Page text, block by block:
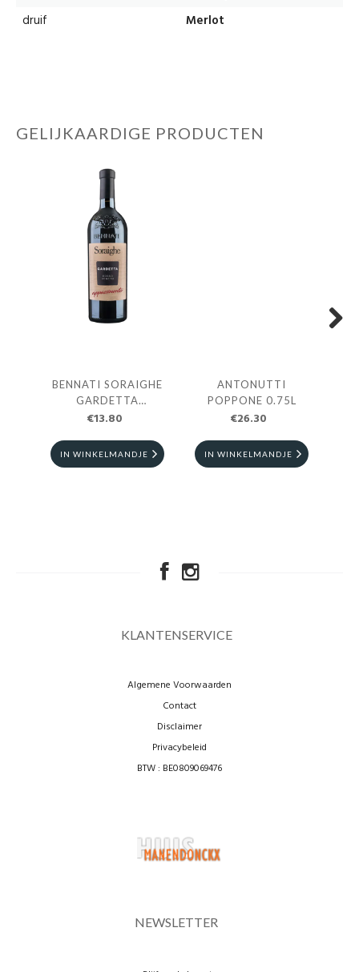
druif
Merlot
GELIJKAARDIGE PRODUCTEN
BENNATI SORAIGHE
GARDETTA
APPASIMENTO 0.75L
€13.80
IN WINKELMANDJE
ANTONUTTI
POPPONE 0.75L
€26.30
IN WINKELMANDJE
KLANTENSERVICE
Algemene Voorwaarden
Contact
Disclaimer
Privacybeleid
BTW : BE0809069476
NEWSLETTER